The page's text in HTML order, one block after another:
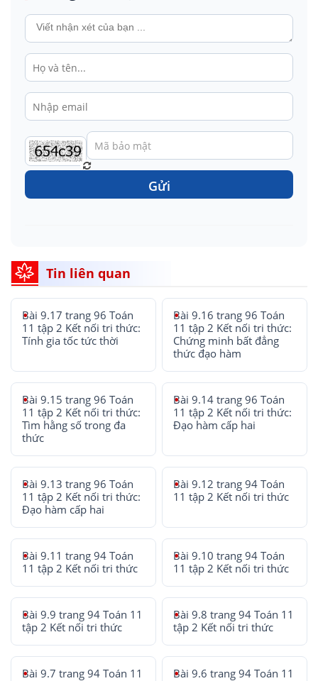
Gửi
Tin liên quan
Bài 9.17 trang 96 Toán
11 tập 2 Kết nối tri thức:
Tính gia tốc tức thời
Bài 9.16 trang 96 Toán
11 tập 2 Kết nối tri thức:
Chứng minh bất đẳng
thức đạo hàm
Bài 9.15 trang 96 Toán
11 tập 2 Kết nối tri thức:
Tìm hằng số trong đa
thức
Bài 9.14 trang 96 Toán
11 tập 2 Kết nối tri thức:
Đạo hàm cấp hai
Bài 9.13 trang 96 Toán
11 tập 2 Kết nối tri thức:
Đạo hàm cấp hai
Bài 9.12 trang 94 Toán
11 tập 2 Kết nối tri thức
Bài 9.11 trang 94 Toán
11 tập 2 Kết nối tri thức
Bài 9.10 trang 94 Toán
11 tập 2 Kết nối tri thức
Bài 9.9 trang 94 Toán 11
tập 2 Kết nối tri thức
Bài 9.8 trang 94 Toán 11
tập 2 Kết nối tri thức
Bài 9.7 trang 94 Toán 11
Bài 9.6 trang 94 Toán 11